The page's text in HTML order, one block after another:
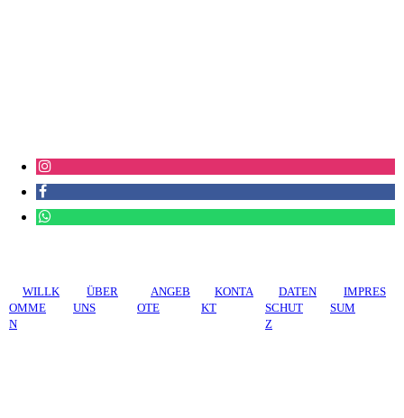
WILLK
OMME
N
ÜBER
UNS
ANGEB
OTE
KONTA
KT
DATEN
SCHUT
Z
IMPRES
SUM